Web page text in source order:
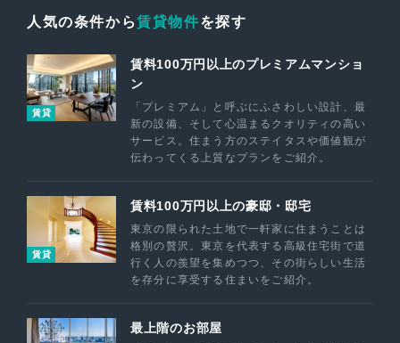
人気の条件から賃貸物件を探す
賃貸
賃料100万円以上のプレミアムマンショ
ン
「プレミアム」と呼ぶにふさわしい設計、最
新の設備、そして心温まるクオリティの高い
サービス。住まう方のステイタスや価値観が
伝わってくる上質なプランをご紹介。
賃貸
賃料100万円以上の豪邸・邸宅
東京の限られた土地で一軒家に住まうことは
格別の贅沢。東京を代表する高級住宅街で道
行く人の羨望を集めつつ、その街らしい生活
を存分に享受する住まいをご紹介。
最上階のお部屋